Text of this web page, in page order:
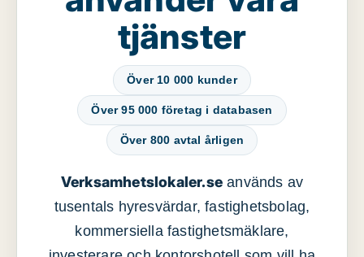
tjänster
Över 10 000 kunder
Över 95 000 företag i databasen
Över 800 avtal årligen
Verksamhetslokaler.se används av
tusentals hyresvärdar, fastighetsbolag,
kommersiella fastighetsmäklare,